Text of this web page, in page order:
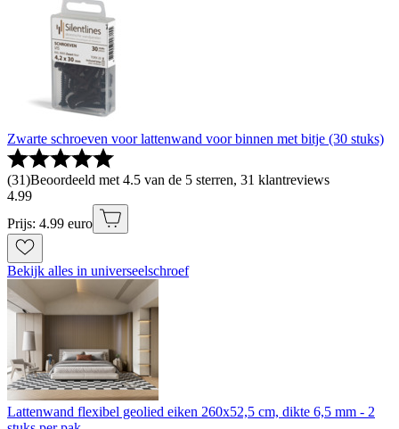
Zwarte schroeven voor lattenwand voor binnen met bitje (30 stuks)
(31)Beoordeeld met 4.5 van de 5 sterren, 31 klantreviews
4.99
Prijs: 4.99 euro
Bekijk alles in universeelschroef
Lattenwand flexibel geolied eiken 260x52,5 cm, dikte 6,5 mm - 2